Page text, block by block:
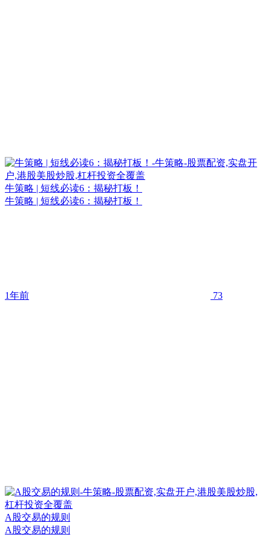
牛策略 | 短线必读6：揭秘打板！
牛策略 | 短线必读6：揭秘打板！
1年前 73
A股交易的规则
A股交易的规则